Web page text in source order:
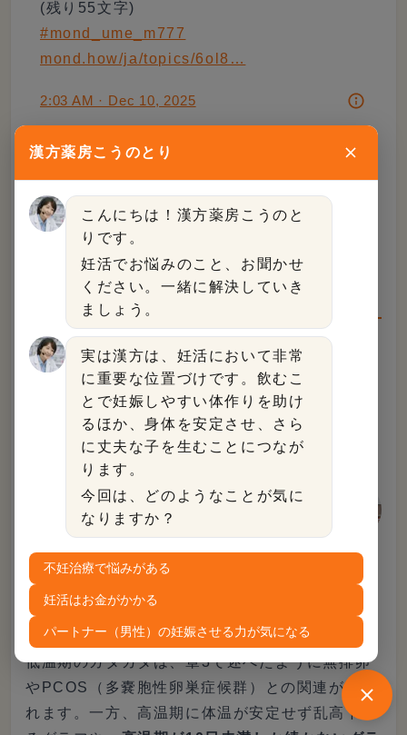
漢方薬房こうのとり
こんにちは！漢方薬房こうのと
りです。
妊活でお悩みのこと、お聞かせ
ください。一緒に解決していき
ましょう。
実は漢方は、妊活において非常
に重要な位置づけです。飲むこ
とで妊娠しやすい体作りを助け
るほか、身体を安定させ、さら
に丈夫な子を生むことにつなが
ります。
今回は、どのようなことが気に
なりますか？
不妊治療で悩みがある
妊活はお金がかかる
パートナー（男性）の妊娠させる力が気になる
#mond_ume_m777
mond.how/ja/topics/6ol8…
2:03 AM · Dec 10, 2025
【参考】高温期や低温期のガタガタと黄
体機能不全のリスク
基礎体温のガタガタは、それが低温期に起きるの
か高温期に起きるのかで、疑うべき問題がまった
く異なります。時期ごとの意味を把握すること
で、自分のグラフを正しく読む判断軸になりま
「ガタガタしているからダメ」と一
括りにせず、乱れが起きている時期
に注目してください。低温期と高温
期では、リスクとして考えるべき原
因が変わります。
監修者
低温期のガタガタは、章3で述べたように無排卵
やPCOS（多嚢胞性卵巣症候群）との関連が疑わ
れます。一方、高温期に体温が安定せず乱高下す